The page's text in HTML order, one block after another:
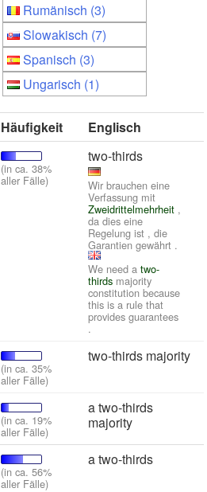
Rumänisch (3)
Slowakisch (7)
Spanisch (3)
Ungarisch (1)
Häufigkeit
Englisch
(in ca. 38%
aller Fälle)
two-thirds
Wir brauchen eine
Verfassung mit
Zweidrittelmehrheit ,
da dies eine
Regelung ist , die
Garantien gewährt .
We need a two-
thirds majority
constitution because
this is a rule that
provides guarantees
.
(in ca. 35%
aller Fälle)
two-thirds majority
(in ca. 19%
aller Fälle)
a two-thirds
majority
(in ca. 56%
aller Fälle)
a two-thirds